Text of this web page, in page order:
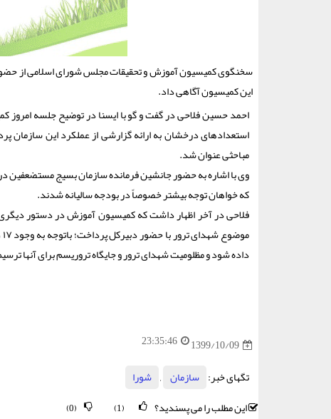
سخنگوی کمیسیون آموزش و تحقیقات مجلس شورای اسلامی از
این کمیسیون آگاهی داد.
احمد حسین فلاحی در گفت و گو با ایسنا در توضیح جلسه
استعدادهای درخشان به ارائه گزارشی از عملکرد این سازمان
مباحثی عنوان شد.
وی با اشاره به حضور جانشین فرمانده سازمان بسیج
که خواهان توجه بیشتر خصوصاً در بودجه سالیانه شدند.
فلاحی در آخر اظهار داشت که کمیسیون آموزش در دستور
داده شود و مظلومیت شهدای ترور و جایگاه تروریسم برای آنها
1399/10/09
23:35:46
تگهای خبر: سازمان , شورا
این مطلب را می پسندید؟
(1)
(0)